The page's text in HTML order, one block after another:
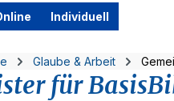
Individuell
Glaube & Arbeit
für